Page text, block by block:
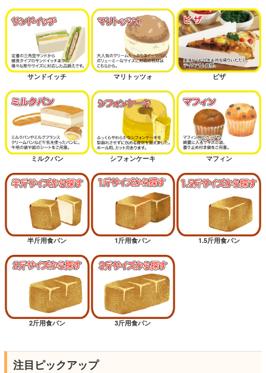
サンドイッチ マリトッツォ ピザ
ミルクパン シフォンケーキ マフィン
半斤用食パン 1斤用食パン 1.5斤用食パン
2斤用食パン 3斤用食パン
注目ピックアップ